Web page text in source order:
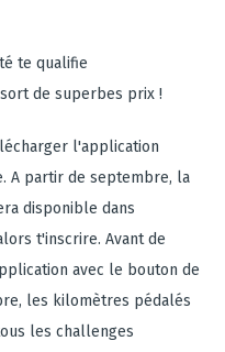
te qualifie
de superbes prix !
l'application
A partir de septembre, la
disponible dans
t'inscrire. Avant de
avec le bouton de
les kilomètres pédalés
les challenges